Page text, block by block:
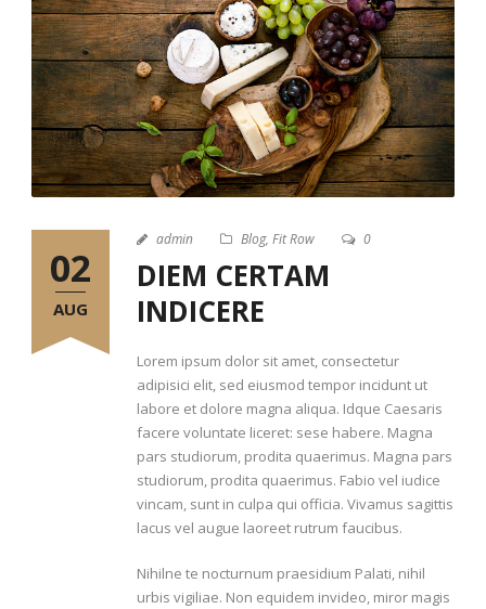
02
AUG
admin Blog, Fit Row 0
DIEM CERTAM
INDICERE
Lorem ipsum dolor sit amet, consectetur
adipisici elit, sed eiusmod tempor incidunt ut
labore et dolore magna aliqua. Idque Caesaris
facere voluntate liceret: sese habere. Magna
pars studiorum, prodita quaerimus. Magna pars
studiorum, prodita quaerimus. Fabio vel iudice
vincam, sunt in culpa qui officia. Vivamus sagittis
lacus vel augue laoreet rutrum faucibus.
Nihilne te nocturnum praesidium Palati, nihil
urbis vigiliae. Non equidem invideo, miror magis